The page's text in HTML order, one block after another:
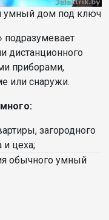
умный дом под ключ
подразумевает
дистанционного
приборами,
или снаружи.
загородного
и цеха;
обычного умный